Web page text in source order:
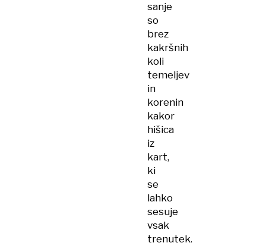
sanje
so
brez
kakršnih
koli
temeljev
in
korenin
kakor
hišica
iz
kart,
ki
se
lahko
sesuje
vsak
trenutek.